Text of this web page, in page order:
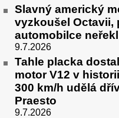
Slavný americký
vyzkoušel Octavii,
automobilce
9.7.2026
Tahle placka
motor V12 v
300 km/h udělá
Praesto
9.7.2026